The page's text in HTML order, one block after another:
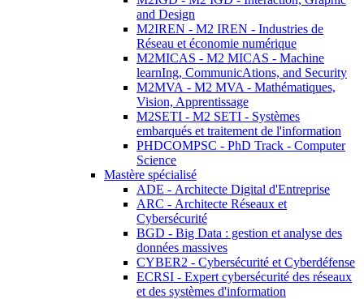
and Design
M2IREN - M2 IREN - Industries de
Réseau et économie numérique
M2MICAS - M2 MICAS - Machine
learnIng, CommunicAtions, and Security
M2MVA - M2 MVA - Mathématiques,
Vision, Apprentissage
M2SETI - M2 SETI - Systèmes
embarqués et traitement de l'information
PHDCOMPSC - PhD Track - Computer
Science
Mastère spécialisé
ADE - Architecte Digital d'Entreprise
ARC - Architecte Réseaux et
Cybersécurité
BGD - Big Data : gestion et analyse des
données massives
CYBER2 - Cybersécurité et Cyberdéfense
ECRSI - Expert cybersécurité des réseaux
et des systèmes d'information